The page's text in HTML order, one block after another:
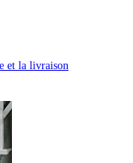
et la livraison